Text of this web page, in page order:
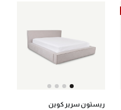
ريستون سرير كوين